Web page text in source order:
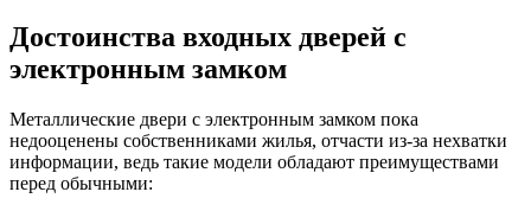
Достоинства входных дверей с
электронным замком
Металлические двери с электронным замком пока
недооценены собственниками жилья, отчасти из-за нехватки
информации, ведь такие модели обладают преимуществами
перед обычными: